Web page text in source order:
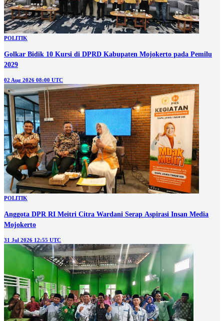
POLITIK
Golkar Bidik 10 Kursi di DPRD Kabupaten Mojokerto pada Pemilu
2029
02 Aug 2026 08:00 UTC
POLITIK
Anggota DPR RI Meitri Citra Wardani Serap Aspirasi Insan Media
Mojokerto
31 Jul 2026 12:55 UTC